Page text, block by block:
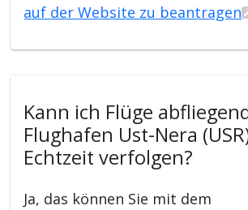
auf der Website zu beantragen
Kann ich Flüge
Flughafen Ust-Nera
Echtzeit verfolgen?
Ja, das können Sie mit dem